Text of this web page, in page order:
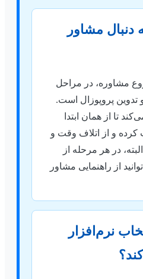
دنبال مشاور
مشاوره، در مراحل
تدوین پروپوزال است.
تا از همان ابتدا
و از اتلاف وقت و
در هر مرحله از
از راهنمایی مشاور
نرم‌افزار